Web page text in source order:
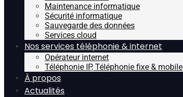
Maintenance informatique
Sécurité informatique
Sauvegarde des données
Services cloud
Nos services téléphonie & internet
Opérateur internet
Téléphonie IP, Téléphonie fixe & mobile
À propos
Actualités